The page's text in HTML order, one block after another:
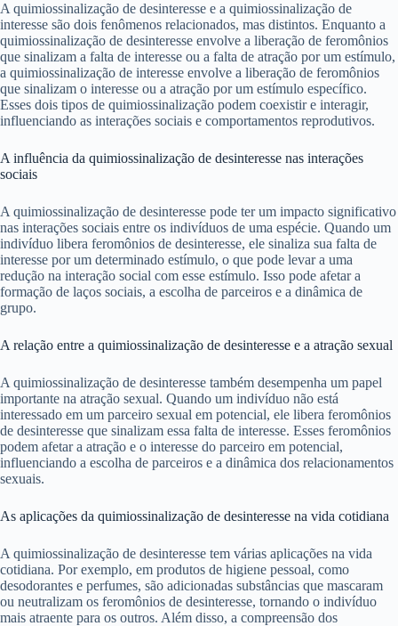
A quimiossinalização de desinteresse e a quimiossinalização de
interesse são dois fenômenos relacionados, mas distintos. Enquanto a
quimiossinalização de desinteresse envolve a liberação de feromônios
que sinalizam a falta de interesse ou a falta de atração por um estímulo,
a quimiossinalização de interesse envolve a liberação de feromônios
que sinalizam o interesse ou a atração por um estímulo específico.
Esses dois tipos de quimiossinalização podem coexistir e interagir,
influenciando as interações sociais e comportamentos reprodutivos.
A influência da quimiossinalização de desinteresse nas interações
sociais
A quimiossinalização de desinteresse pode ter um impacto significativo
nas interações sociais entre os indivíduos de uma espécie. Quando um
indivíduo libera feromônios de desinteresse, ele sinaliza sua falta de
interesse por um determinado estímulo, o que pode levar a uma
redução na interação social com esse estímulo. Isso pode afetar a
formação de laços sociais, a escolha de parceiros e a dinâmica de
grupo.
A relação entre a quimiossinalização de desinteresse e a atração sexual
A quimiossinalização de desinteresse também desempenha um papel
importante na atração sexual. Quando um indivíduo não está
interessado em um parceiro sexual em potencial, ele libera feromônios
de desinteresse que sinalizam essa falta de interesse. Esses feromônios
podem afetar a atração e o interesse do parceiro em potencial,
influenciando a escolha de parceiros e a dinâmica dos relacionamentos
sexuais.
As aplicações da quimiossinalização de desinteresse na vida cotidiana
A quimiossinalização de desinteresse tem várias aplicações na vida
cotidiana. Por exemplo, em produtos de higiene pessoal, como
desodorantes e perfumes, são adicionadas substâncias que mascaram
ou neutralizam os feromônios de desinteresse, tornando o indivíduo
mais atraente para os outros. Além disso, a compreensão dos